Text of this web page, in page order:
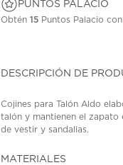
PUNTOS PALACIO
Obtén15 Puntos Palacio
DESCRIPCIÓN DE
Cojines para Talón Aldo
talón y mantienen el zapato
de vestir y sandalias.
MATERIALES